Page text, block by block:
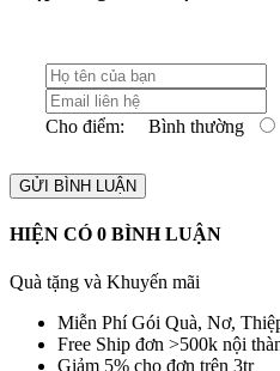
Cho điểm: Bình thường
GỬI BÌNH LUẬN
HIỆN CÓ 0 BÌNH LUẬN
Quà tặng và Khuyến mãi
Miễn Phí Gói Quà, Nơ,
Free Ship đơn >500k nội
Giảm 5% cho đơn trên 3tr